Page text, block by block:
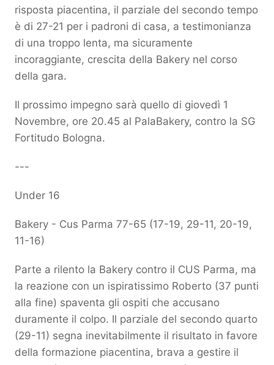
risposta piacentina, il parziale del secondo tempo
è di 27-21 per i padroni di casa, a testimonianza
di una troppo lenta, ma sicuramente
incoraggiante, crescita della Bakery nel corso
della gara.
Il prossimo impegno sarà quello di giovedì 1
Novembre, ore 20.45 al PalaBakery, contro la SG
Fortitudo Bologna.
---
Under 16
Bakery - Cus Parma 77-65 (17-19, 29-11, 20-19,
11-16)
Parte a rilento la Bakery contro il CUS Parma, ma
la reazione con un ispiratissimo Roberto (37 punti
alla fine) spaventa gli ospiti che accusano
duramente il colpo. Il parziale del secondo quarto
(29-11) segna inevitabilmente il risultato in favore
della formazione piacentina, brava a gestire il